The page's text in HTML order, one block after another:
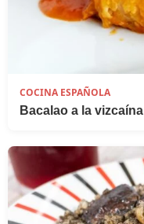
COCINA ESPAÑOLA
Bacalao a la vizcaína